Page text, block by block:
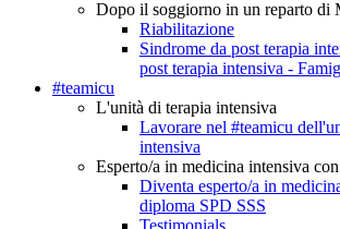
Dopo il soggiorno in un reparto di
Riabilitazione
Sindrome da post terapia
post terapia intensiva -
#teamicu
L'unità di terapia intensiva
Lavorare nel #teamicu
intensiva
Esperto/a in medicina intensiva
Diventa esperto/a in
diploma SPD SSS